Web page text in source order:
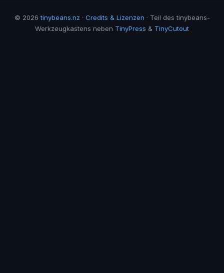
© 2026tinybeans.nz · Credits & Lizenzen · Teil des tinybeans-
Werkzeugkastens neben TinyPress & TinyCutout